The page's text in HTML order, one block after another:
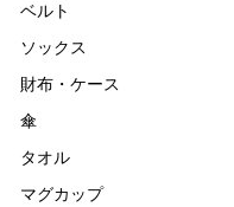
ベルト
ソックス
財布・ケース
傘
タオル
マグカップ